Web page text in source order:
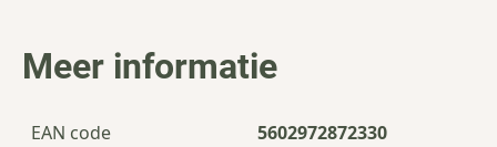
Meer informatie
EAN code 5602972872330